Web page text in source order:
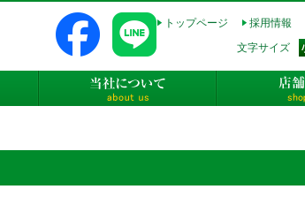
採用情報
トップページ
文字サイズ
事業内容 当社について